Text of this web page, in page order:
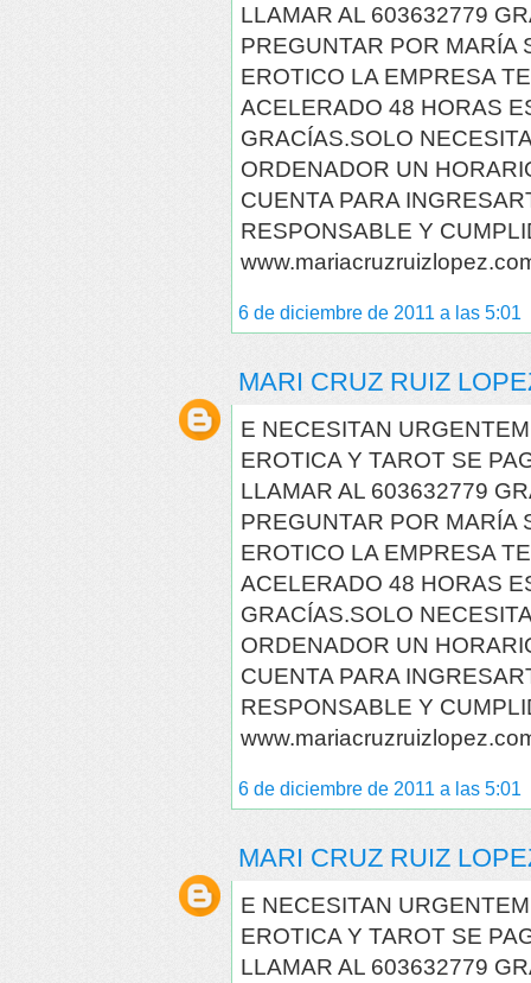
LLAMAR AL 603632779
PREGUNTAR POR MARÍA
EROTICO LA EMPRESA
ACELERADO 48 HORAS
GRACÍAS.SOLO
ORDENADOR UN
CUENTA PARA
RESPONSABLE Y
6 de diciembre de 2011 a las 5:01
MARI CRUZ RUIZ
E NECESITAN
EROTICA Y TAROT SE
LLAMAR AL 603632779
PREGUNTAR POR MARÍA
EROTICO LA EMPRESA
ACELERADO 48 HORAS
GRACÍAS.SOLO
ORDENADOR UN
CUENTA PARA
RESPONSABLE Y
6 de diciembre de 2011 a las 5:01
MARI CRUZ RUIZ
E NECESITAN
EROTICA Y TAROT SE
LLAMAR AL 603632779